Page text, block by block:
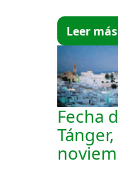
Leer más
Fecha